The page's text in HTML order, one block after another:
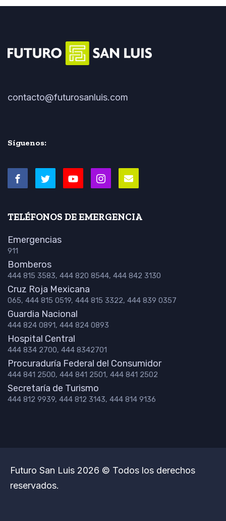
contacto@futurosanluis.com
Síguenos:
TELÉFONOS DE EMERGENCIA
Emergencias
911
Bomberos
444 815 3583, 444 820 8544, 444 842 3130
Cruz Roja Mexicana
065, 444 815 0519, 444 815 3322, 444 839 0357
Guardia Nacional
444 824 0891, 444 824 0893
Hospital Central
444 834 2700, 444 8342701
Procuraduría Federal del Consumidor
444 841 2500, 444 841 2501, 444 841 2502
Secretaría de Turismo
444 812 9939, 444 812 3143, 444 814 9136
Futuro San Luis 2026 © Todos los derechos
reservados.